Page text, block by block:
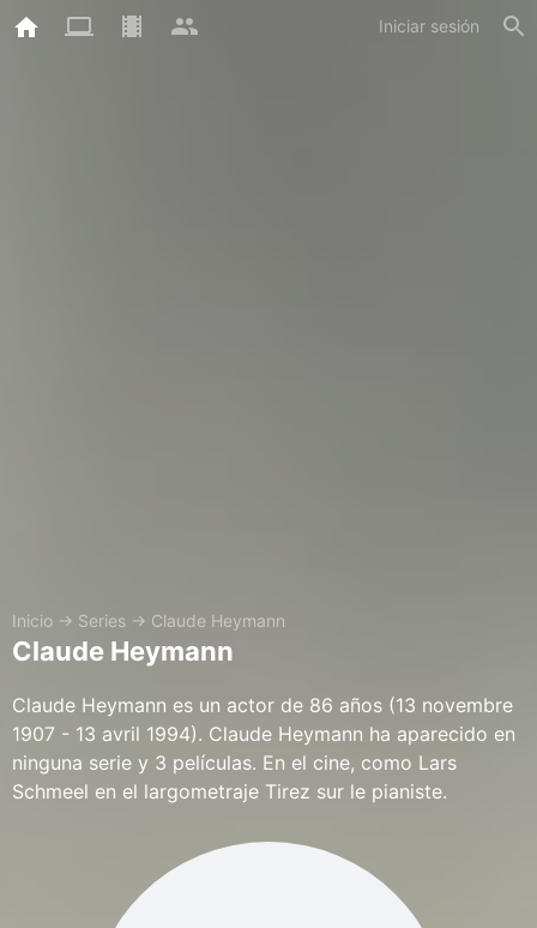
Iniciar sesión
Inicio → Series → Claude Heymann
Claude Heymann
Claude Heymann es un actor de 86 años (13 novembre
1907 - 13 avril 1994). Claude Heymann ha aparecido en
ninguna serie y 3 películas. En el cine, como Lars
Schmeel en el largometraje Tirez sur le pianiste.